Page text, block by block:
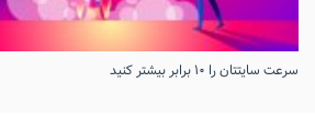
سرعت سایتتان را ۱۰ برابر بیشتر کنید